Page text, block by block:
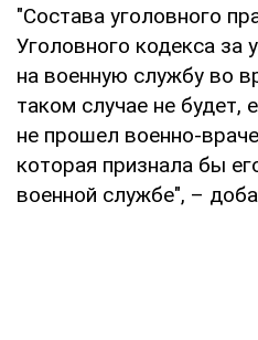
"Состава уголовного
Уголовного кодекса за
на военную службу во
таком случае не будет,
не прошел военно-
которая признала бы
военной службе", –